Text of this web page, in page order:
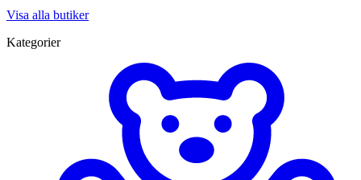
Visa alla butiker
Kategorier